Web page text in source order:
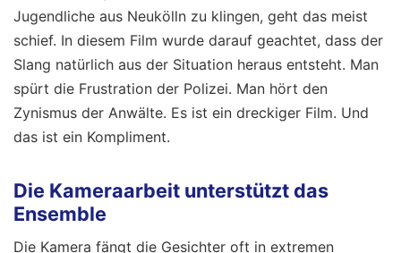
Jugendliche aus Neukölln zu klingen, geht das meist
schief. In diesem Film wurde darauf geachtet, dass der
Slang natürlich aus der Situation heraus entsteht. Man
spürt die Frustration der Polizei. Man hört den
Zynismus der Anwälte. Es ist ein dreckiger Film. Und
das ist ein Kompliment.
Die Kameraarbeit unterstützt das
Ensemble
Die Kamera fängt die Gesichter oft in extremen